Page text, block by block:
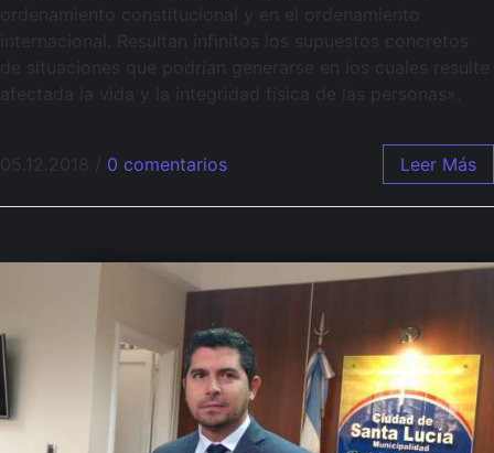
ordenamiento constitucional y en el ordenamiento
internacional. Resultan infinitos los supuestos concretos
de situaciones que podrían generarse en los cuales resulte
afectada la vida y la integridad física de las personas».
05.12.2018 0 comentarios Leer Más